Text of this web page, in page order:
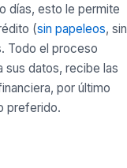
días, esto le permite
(sin papeleos, sin
Todo el proceso
sus datos, recibe las
por último
preferido.